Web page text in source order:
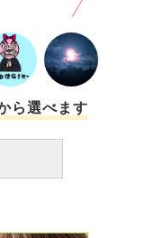
前から仏さまにお願
思ったことをすぐに
達しどおりに動いた
た。 余談ですが、
に「お咳、治りまし
は、〇〇性〇〇炎
れば良いのでは、と
、学会の指導員の先
ら選べます